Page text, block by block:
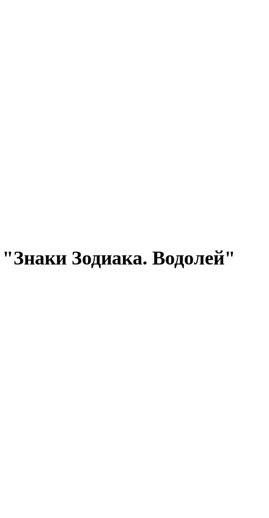
Зодиака. Водолей"